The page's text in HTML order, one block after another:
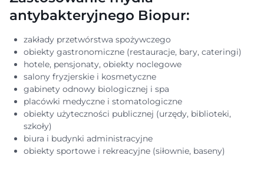
antybakteryjnego Biopur:
zakłady przetwórstwa spożywczego
obiekty gastronomiczne (restauracje, bary, cateringi)
hotele, pensjonaty, obiekty noclegowe
salony fryzjerskie i kosmetyczne
gabinety odnowy biologicznej i spa
placówki medyczne i stomatologiczne
obiekty użyteczności publicznej (urzędy, biblioteki,
szkoły)
biura i budynki administracyjne
obiekty sportowe i rekreacyjne (siłownie, baseny)